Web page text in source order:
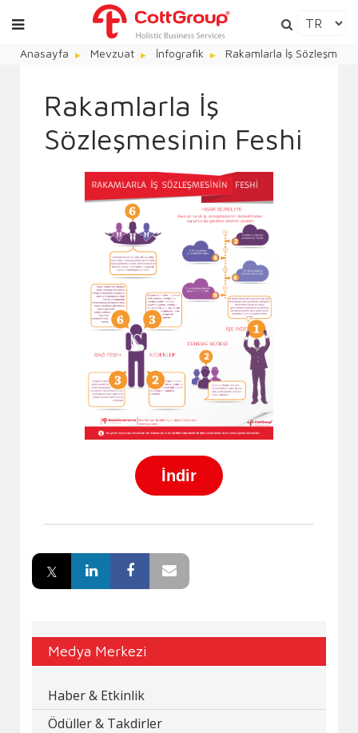
Anasayfa Mevzuat İnfografik Rakamlarla İş
Rakamlarla İş
Sözleşmesinin Feshi
İndir
Medya Merkezi
Haber & Etkinlik
Ödüller & Takdirler